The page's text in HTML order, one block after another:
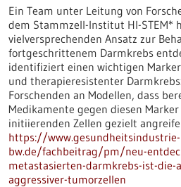
Ein Team unter Leitung von
dem Stammzell-Institut HI-STEM*
vielversprechenden Ansatz zur
fortgeschrittenem Darmkrebs
identifiziert einen wichtigen
und therapieresistenter
Forschenden an Modellen, dass
Medikamente gegen diesen
initiierenden Zellen gezielt
https://www.gesundheitsindustrie-
bw.de/fachbeitrag/pm/neu-
metastasierten-darmkrebs-ist-die-
aggressiver-tumorzellen